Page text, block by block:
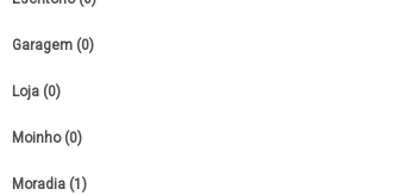
Garagem (0)
Loja (0)
Moinho (0)
Moradia (1)